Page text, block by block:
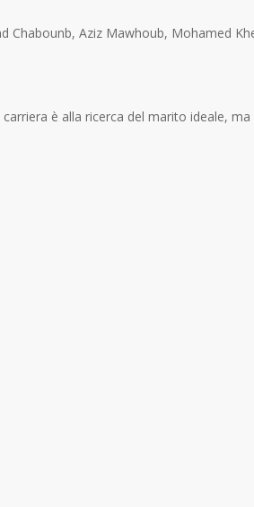
Chabounb, Aziz Mawhoub, Mohamed
è alla ricerca del marito ideale,